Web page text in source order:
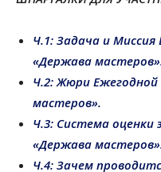
Ч.1: Задача и
«Держава
Ч.2: Жюри
мастеров».
Ч.3: Система
«Держава
Ч.4: Зачем